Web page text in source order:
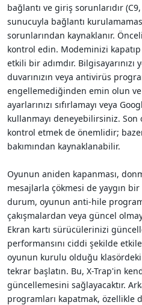
bağlantı ve giriş sorunlarıdır
sunucuyla bağlantı
sorunlarından kaynaklanır.
kontrol edin. Modeminizi
etkili bir adımdır.
duvarınızın veya antivirüs
engellemediğinden emin olun
ayarlarınızı sıfırlamayı veya
kullanmayı deneyebilirsiniz.
kontrol etmek de önemlidir;
bakımından kaynaklanabilir.
Oyunun aniden kapanması,
mesajlarla çökmesi de yaygın
durum, oyunun anti-hile
çakışmalardan veya güncel
Ekran kartı sürücülerinizi
performansını ciddi şekilde
oyunun kurulu olduğu
tekrar başlatın. Bu, X-Trap'in
güncellemesini sağlayacaktır.
programları kapatmak, özellikle